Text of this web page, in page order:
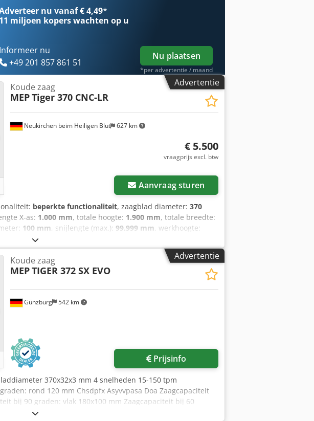
nu vanaf € 4,49*
11 miljoen koperswachten op u
Informeer nu
+49 201 857 861 51
Nu plaatsen
*per advertentie / maand
Advertentie
Neukirchen beim Heiligen Blut 627 km
Koude zaag
MEPTiger 370 CNC-LR
€ 5.500
vraagprijs excl. btw
Aanvraag sturen
beperkte functionaliteit, zaagblad diameter: 370
X-as: 1.000 mm, totale hoogte: 1.900 mm, totale breedte:
100 mm, snijlengte (max.): 99.999 mm, werkhoogte:
gedraaid. Verdere technische details zijn te vinden in de
welke bij de verkoop wordt meegeleverd.
vragen kunt u gerust telefonisch of per e-mail contact
Advertentie
Günzburg 542 km
Koude zaag
MEPTIGER 372 SX EVO
Prijsinfo
370x32x3 mm 4 snelheden 15-150 tpm
rond 120 mm Chsdpfx Asyvvpasa Doa Zaagcapaciteit
bij 90 graden: vlak 180x100 mm Zaagcapaciteit bij 60
60 graden links: vierkant 90 mm Zaagcapaciteit bij 60